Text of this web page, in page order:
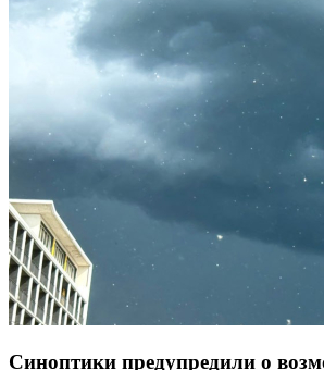
Синоптики предупредили о